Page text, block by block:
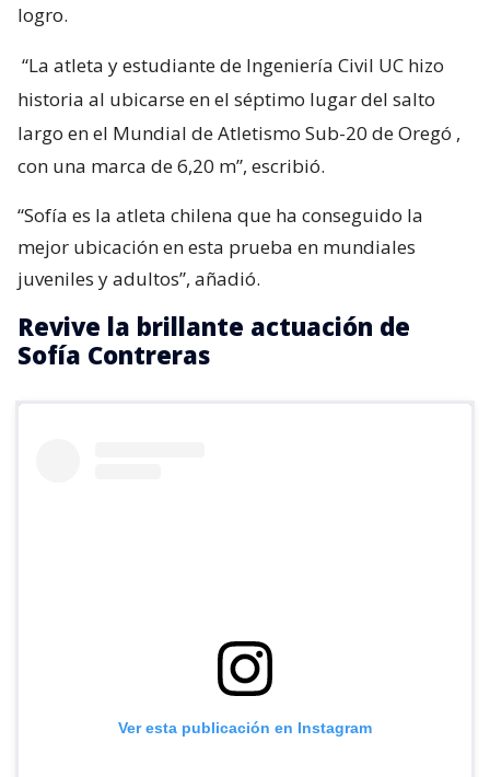
logro.
“La atleta y estudiante de Ingeniería Civil UC hizo
historia al ubicarse en el séptimo lugar del salto
largo en el Mundial de Atletismo Sub-20 de Oregó ,
con una marca de 6,20 m”, escribió.
“Sofía es la atleta chilena que ha conseguido la
mejor ubicación en esta prueba en mundiales
juveniles y adultos”, añadió.
Revive la brillante actuación de
Sofía Contreras
Ver esta publicación en Instagram